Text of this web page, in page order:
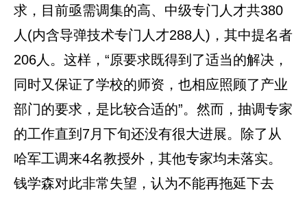
求，目前亟需调集的高、中级专门人才共380
人(内含导弹技术专门人才288人)，其中提名者
206人。这样，“原要求既得到了适当的解决，
同时又保证了学校的师资，也相应照顾了产业
部门的要求，是比较合适的”。然而，抽调专家
的工作直到7月下旬还没有很大进展。除了从
哈军工调来4名教授外，其他专家均未落实。
钱学森对此非常失望，认为不能再拖延下去